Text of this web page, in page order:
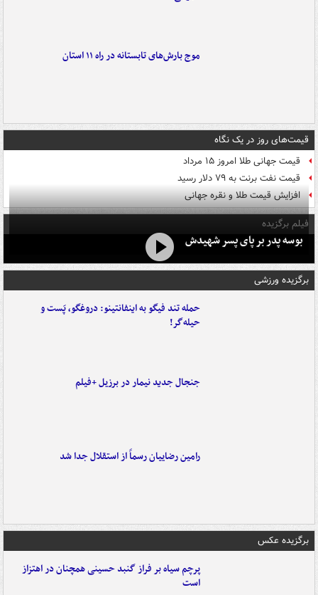
موج بارش‌های تابستانه در راه ۱۱ استان
قیمت‌های روز در یک نگاه
قیمت جهانی طلا امروز ۱۵ مرداد
قیمت نفت برنت به ۷۹ دلار رسید
افزایش قیمت طلا و نقره جهانی
فیلم برگزیده
بوسه‌ پدر بر پای پسر شهیدش
برگزیده ورزشی
حمله تند فیگو به اینفانتینو: دروغگو، پَست‌ و
حیله‌گر!
جنجال جدید نیمار در برزیل +فیلم
رامین رضاییان رسماً از استقلال جدا شد
برگزیده عکس
پرچم سیاه بر فراز گنبد حسینی همچنان در اهتزاز
است